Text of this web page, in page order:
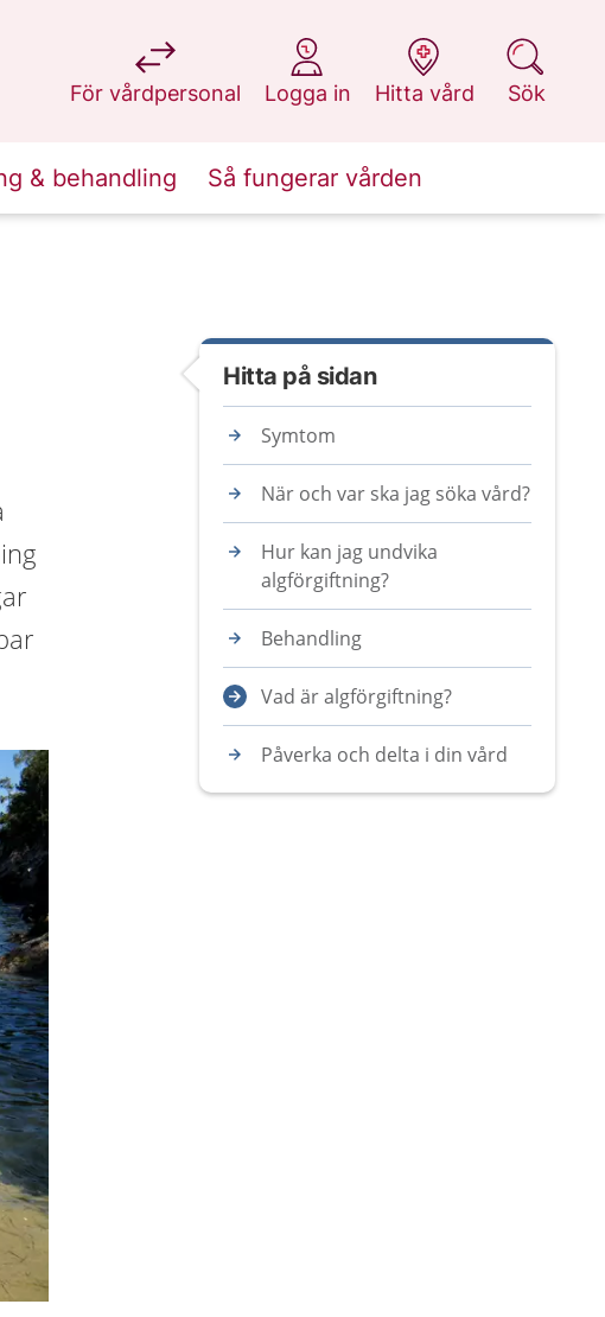
För vårdpersonal
på 1177.se
Logga in
på 1177.se
Hitta vård
på 1177.se
Sök
på 1177.se
& behandling Så fungerar vården
Hitta på sidan
Symtom
När och var ska jag söka vård?
Hur kan jag undvika
algförgiftning?
Behandling
Vad är algförgiftning?
Påverka och delta i din vård